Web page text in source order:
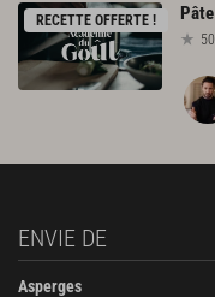
RECETTE OFFERTE ! Pâte
50
ENVIE DE
Asperges